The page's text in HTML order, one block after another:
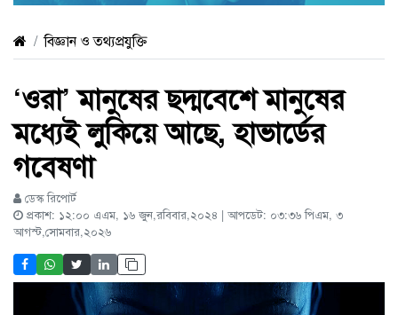
বিজ্ঞান ও তথ্যপ্রযুক্তি
‘ওরা’ মানুষের ছদ্মবেশে মানুষের
মধ্যেই লুকিয়ে আছে, হাভার্ডের
গবেষণা
ডেস্ক রিপোর্ট
প্রকাশ: ১২:০০ এএম, ১৬ জুন,রবিবার,২০২৪ | আপডেট: ০৩:৩৬ পিএম, ৩
আগস্ট,সোমবার,২০২৬